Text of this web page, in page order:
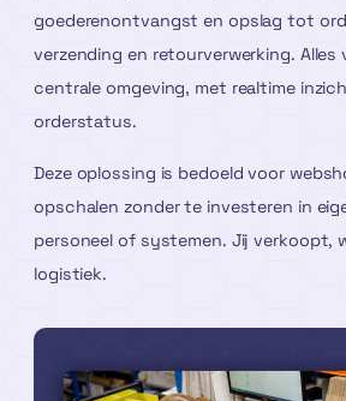
goederenontvangst en opslag tot
verzending en retourverwerking. Alles
centrale omgeving, met realtime
orderstatus.
Deze oplossing is bedoeld voor
opschalen zonder te investeren in
personeel of systemen. Jij verkoopt,
logistiek.